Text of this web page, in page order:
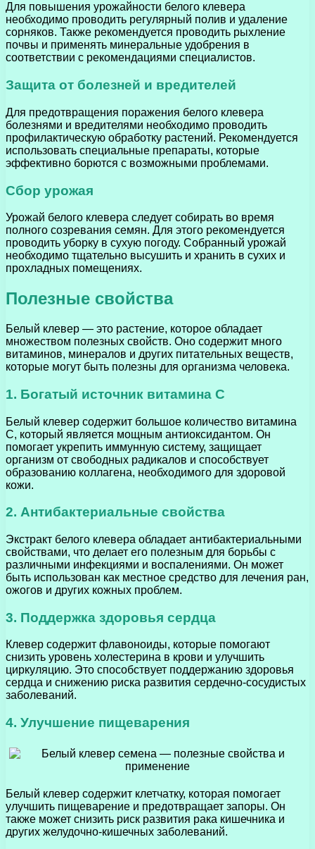
Для повышения урожайности белого клевера
необходимо проводить регулярный полив и удаление
сорняков. Также рекомендуется проводить рыхление
почвы и применять минеральные удобрения в
соответствии с рекомендациями специалистов.
Защита от болезней и вредителей
Для предотвращения поражения белого клевера
болезнями и вредителями необходимо проводить
профилактическую обработку растений. Рекомендуется
использовать специальные препараты, которые
эффективно борются с возможными проблемами.
Сбор урожая
Урожай белого клевера следует собирать во время
полного созревания семян. Для этого рекомендуется
проводить уборку в сухую погоду. Собранный урожай
необходимо тщательно высушить и хранить в сухих и
прохладных помещениях.
Полезные свойства
Белый клевер — это растение, которое обладает
множеством полезных свойств. Оно содержит много
витаминов, минералов и других питательных веществ,
которые могут быть полезны для организма человека.
1. Богатый источник витамина С
Белый клевер содержит большое количество витамина
С, который является мощным антиоксидантом. Он
помогает укрепить иммунную систему, защищает
организм от свободных радикалов и способствует
образованию коллагена, необходимого для здоровой
кожи.
2. Антибактериальные свойства
Экстракт белого клевера обладает антибактериальными
свойствами, что делает его полезным для борьбы с
различными инфекциями и воспалениями. Он может
быть использован как местное средство для лечения ран,
ожогов и других кожных проблем.
3. Поддержка здоровья сердца
Клевер содержит флавоноиды, которые помогают
снизить уровень холестерина в крови и улучшить
циркуляцию. Это способствует поддержанию здоровья
сердца и снижению риска развития сердечно-сосудистых
заболеваний.
4. Улучшение пищеварения
Белый клевер содержит клетчатку, которая помогает
улучшить пищеварение и предотвращает запоры. Он
также может снизить риск развития рака кишечника и
других желудочно-кишечных заболеваний.